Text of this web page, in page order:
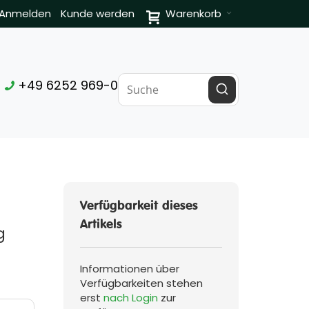
Warenkorb
Kunde werden
+49 6252 969-0
Verfügbarkeit dieses
Artikels
Informationen über
Verfügbarkeiten stehen
erstnach Login zur